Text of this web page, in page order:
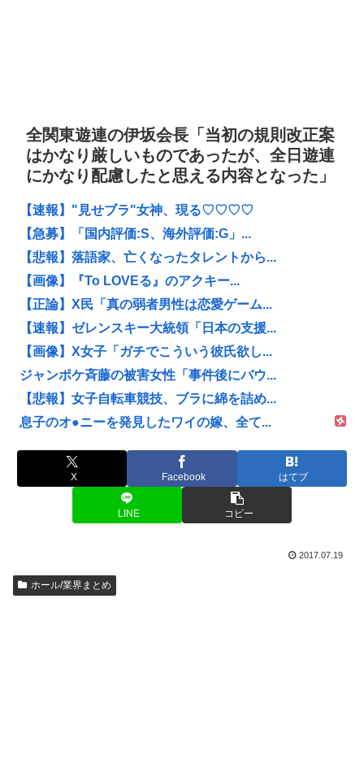
全関東遊連の伊坂会長「当初の規則改正案
はかなり厳しいものであったが、全日遊連
にかなり配慮したと思える内容となった」
【速報】"見せブラ"女神、現る♡♡♡♡
【急募】「国内評価:S、海外評価:G」...
【悲報】落語家、亡くなったタレントから...
【画像】『To LOVEる』のアクキー...
【正論】X民「真の弱者男性は恋愛ゲーム...
【速報】ゼレンスキー大統領「日本の支援...
【画像】X女子「ガチでこういう彼氏欲し...
ジャンポケ斉藤の被害女性「事件後にバウ...
【悲報】女子自転車競技、ブラに綿を詰め...
息子のオ●ニーを発見したワイの嫁、全て...
X Facebook はてブ
LINE コピー
2017.07.19
ホール/業界まとめ